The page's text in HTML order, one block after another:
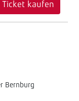
Ticket kaufen
Bernburg